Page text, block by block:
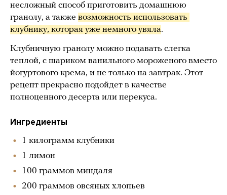
несложный способ приготовить домашнюю
гранолу, а также возможность использовать
клубнику, которая уже немного увяла.
Клубничную гранолу можно подавать слегка
теплой, с шариком ванильного мороженого вместо
йогуртового крема, и не только на завтрак. Этот
рецепт прекрасно подойдет в качестве
полноценного десерта или перекуса.
Ингредиенты
1 килограмм клубники
1 лимон
100 граммов миндаля
200 граммов овсяных хлопьев